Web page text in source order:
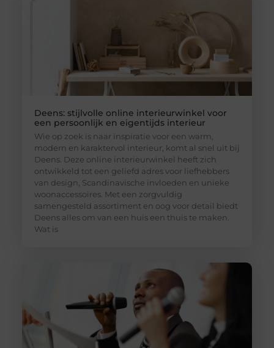
Deens: stijlvolle online interieurwinkel voor
een persoonlijk en eigentijds interieur
Wie op zoek is naar inspiratie voor een warm,
modern en karaktervol interieur, komt al snel uit bij
Deens. Deze online interieurwinkel heeft zich
ontwikkeld tot een geliefd adres voor liefhebbers
van design, Scandinavische invloeden en unieke
woonaccessoires. Met een zorgvuldig
samengesteld assortiment en oog voor detail biedt
Deens alles om van een huis een thuis te maken.
Wat is